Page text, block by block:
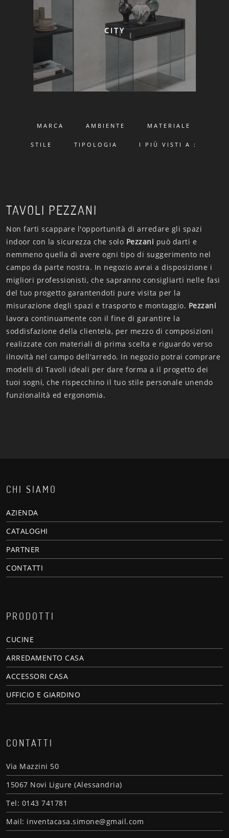
CITY
MARCA AMBIENTE MATERIALE
STILE TIPOLOGIA I PIÙ VISTI A :
TAVOLI PEZZANI
Non farti scappare l'opportunità di arredare gli spazi
indoor con la sicurezza che solo Pezzani può darti e
nemmeno quella di avere ogni tipo di suggerimento nel
campo da parte nostra. In negozio avrai a disposizione i
migliori professionisti, che sapranno consigliarti nelle fasi
del tuo progetto garantendoti pure visita per la
misurazione degli spazi e trasporto e montaggio. Pezzani
lavora continuamente con il fine di garantire la
soddisfazione della clientela, per mezzo di composizioni
realizzate con materiali di prima scelta e riguardo verso
ilnovità nel campo dell'arredo. In negozio potrai comprare
modelli di Tavoli ideali per dare forma a il progetto dei
tuoi sogni, che rispecchino il tuo stile personale unendo
funzionalità ed ergonomia.
CHI SIAMO
AZIENDA
CATALOGHI
PARTNER
CONTATTI
PRODOTTI
CUCINE
ARREDAMENTO CASA
ACCESSORI CASA
UFFICIO E GIARDINO
CONTATTI
Via Mazzini 50
15067 Novi Ligure (Alessandria)
Tel: 0143 741781
Mail: inventacasa.simone@gmail.com